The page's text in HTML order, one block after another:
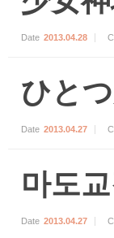
Date 2013.04.28
ひと
Date 2013.04.27
마도
Date 2013.04.27